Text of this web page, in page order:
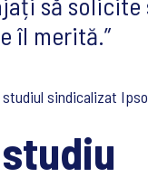
îl merită.
sindicalizat